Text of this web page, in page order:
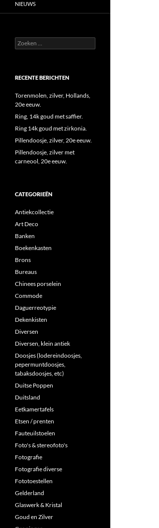
NIEUWS
Zoeken
naar:
RECENTE BERICHTEN
Torenmolen, zilver, Hollands,
20e eeuw.
Ring, 14k goud met saffier.
Ring 14k goud met zirkonia.
Pillendoosje, zilver, 20e eeuw.
Pillendoosje, zilver met
carneool, 20e eeuw.
CATEGORIEËN
Antiekcollectie
Art Deco
Banken
Boekenkasten
Brons
Bureaus
Chinees porselein
Commode
Daguerreotypie
Dekenkisten
Diversen
Diversen, klein antiek
Doosjes (lodereindoosjes,
pepermuntdoosjes,
tabaksdoosjes, etc)
Duitse Poppen
Duitsland
Eetkamertafels
Etsen / prenten
Fauteuilstoelen
Foto's & stereofoto's
Fotografie
Fotografie diverse
Fototoestellen
Gelderland
Glaswerk & Kristal
Goud en Zilver